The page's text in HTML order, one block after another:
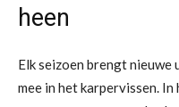
heen
Elk seizoen brengt nieuwe
mee in het karpervissen.